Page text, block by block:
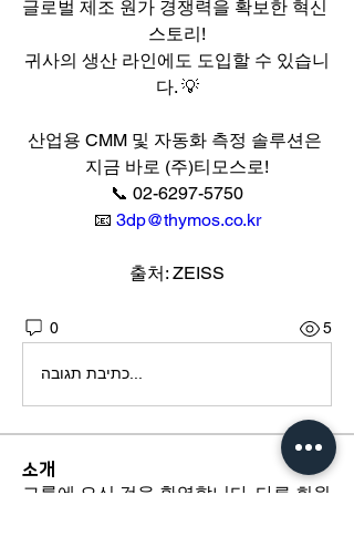
글로벌 제조 원가 경쟁력을 확보한 혁신
스토리!
귀사의 생산 라인에도 도입할 수 있습니
다. 💡
산업용 CMM 및 자동화 측정 솔루션은
지금 바로 (주)티모스로!
📞 02-6297-5750
📧 3dp@thymos.co.kr
출처: ZEISS
0 5
소개
그룹에 오신 것을 환영합니다. 다른 회원